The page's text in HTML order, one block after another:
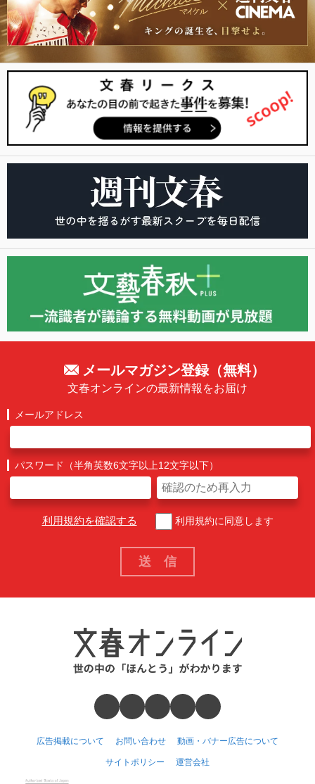
メールマガジン登録（無料）
文春オンラインの最新情報をお届け
メールアドレス
パスワード（半角英数6文字以上12文字以下）
利用規約を確認する 利用規約に同意します
広告掲載について お問い合わせ 動画・バナー広告について
サイトポリシー 運営会社